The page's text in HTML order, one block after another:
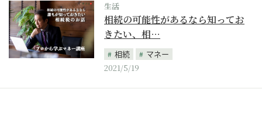
生活
相続の可能性があるなら知ってお
きたい、相…
相続
マネー
2021/5/19